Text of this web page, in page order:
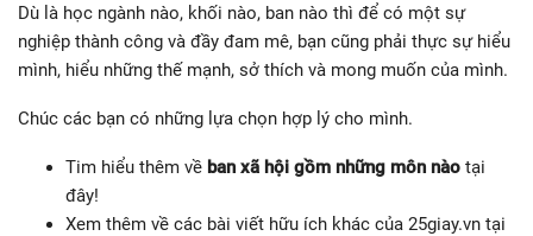
Dù là học ngành nào, khối nào, ban nào thì để có một sự
nghiệp thành công và đầy đam mê, bạn cũng phải thực sự hiểu
mình, hiểu những thế mạnh, sở thích và mong muốn của mình.
Chúc các bạn có những lựa chọn hợp lý cho mình.
Tim hiểu thêm về ban xã hội gồm những môn nào tại
đây!
Xem thêm về các bài viết hữu ích khác của 25giay.vn tại